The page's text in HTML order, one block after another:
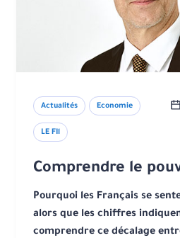
Actualités Economie
LE FIl
Comprendre le
Pourquoi les Français se
alors que les chiffres
comprendre ce décalage